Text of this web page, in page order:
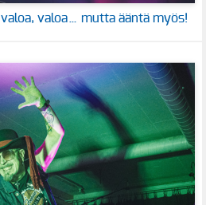
valoa… mutta ääntä myös!